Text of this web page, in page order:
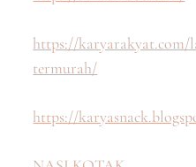
https://karyarakyat.com/
termurah/
https://